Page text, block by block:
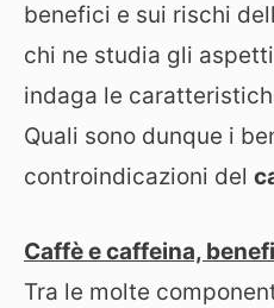
benefici e sui rischi
chi ne studia gli
indaga le
Quali sono dunque i
controindicazioni del
Caffè e caffeina,
Tra le molte